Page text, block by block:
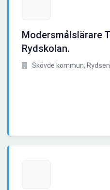
Modersmålslärare
Rydskolan.
Skövde kommun,